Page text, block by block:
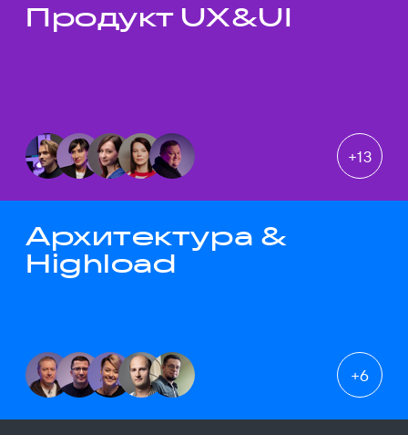
Темы докладов
Продукт UX&UI
+13
Архитектура &
Highload
+6